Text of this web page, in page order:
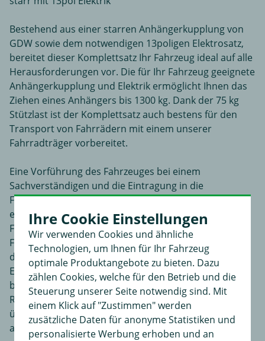
Bestehend aus einer starren Anhängerkupplung von
GDW sowie dem notwendigen 13poligen Elektrosatz,
bereitet dieser Komplettsatz Ihr Fahrzeug ideal auf alle
Herausforderungen vor. Die für Ihr Fahrzeug geeignete
Anhängerkupplung und Elektrik ermöglicht Ihnen das
Ziehen eines Anhängers bis 1300 kg. Dank der 75 kg
Stützlast ist der Komplettsatz auch bestens für den
Transport von Fahrrädern mit einem unserer
Fahrradträger vorbereitet.
Eine Vorführung des Fahrzeuges bei einem
Sachverständigen und die Eintragung in die
Fahrzeugpapiere Ihres Fahrzeuges sind nicht
erforderlich. Bitte beachten Sie die Hinweise des
Fahrzeugherstellers in Ihrem
Fahrzeugbenutzerhandbuch. Es ist möglich, dass sich
der Kugelkopf der Anhängerkupplung im
Erfassungsbereich der Sensoren der Einparkhilfe
befindet und dadurch als ständiges Hindernis bei
Rückwärtsfahrten erkannt wird. Verfügt Ihr Fahrzeug
über eine Einparkhilfe, empfehlen wir eine
abnehmbare Anhängerkupplung zu verbauen.
Ihre Cookie Einstellungen
Wir verwenden Cookies und ähnliche
Technologien, um Ihnen für Ihr Fahrzeug
optimale Produktangebote zu bieten. Dazu
zählen Cookies, welche für den Betrieb und die
Steuerung unserer Seite notwendig sind. Mit
einem Klick auf "Zustimmen" werden
zusätzliche Daten für anonyme Statistiken und
personalisierte Werbung erhoben und an